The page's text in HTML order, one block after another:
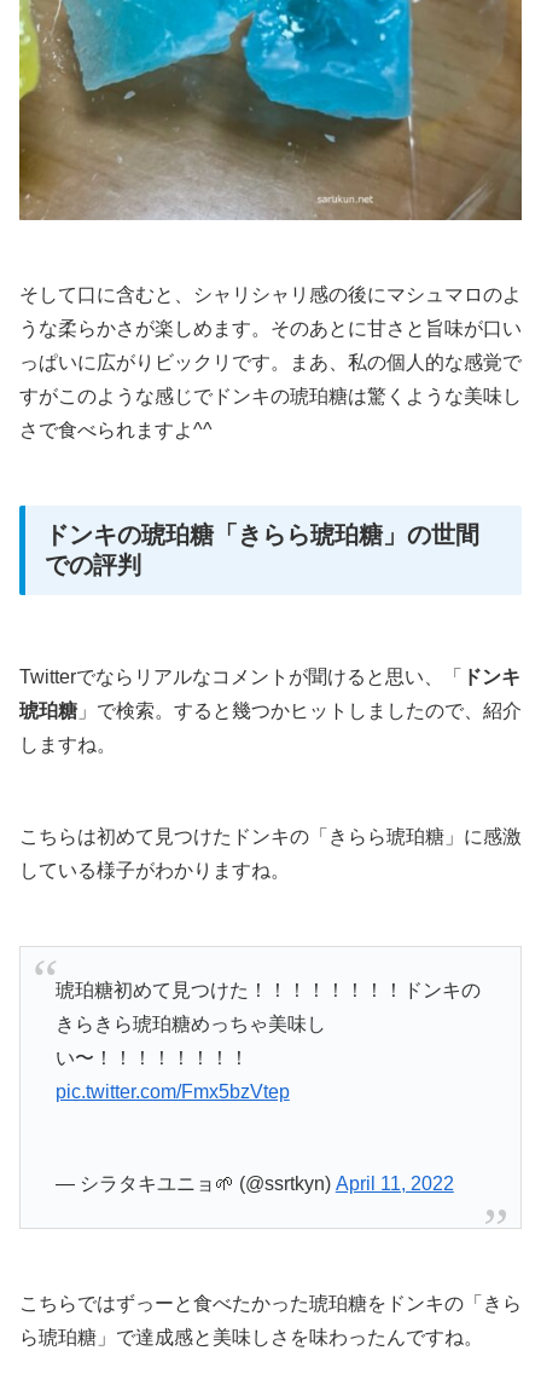
そして口に含むと、シャリシャリ感の後にマシュマロのよ
うな柔らかさが楽しめます。そのあとに甘さと旨味が口い
っぱいに広がりビックリです。まあ、私の個人的な感覚で
すがこのような感じでドンキの琥珀糖は驚くような美味し
さで食べられますよ^^
ドンキの琥珀糖「きらら琥珀糖」の世間
での評判
Twitterでならリアルなコメントが聞けると思い、「
ドンキ
琥珀糖 」で検索。すると幾つかヒットしましたので、紹介
しますね。
こちらは初めて見つけたドンキの「きらら琥珀糖」に感激
している様子がわかりますね。
琥珀糖初めて見つけた！！！！！！！！ドンキの
きらきら琥珀糖めっちゃ美味し
い〜！！！！！！！！
pic.twitter.com/Fmx5bzVtep
— シラタキユニョ🌱 (@ssrtkyn) April 11, 2022
こちらではずっーと食べたかった琥珀糖をドンキの「きら
ら琥珀糖」で達成感と美味しさを味わったんですね。